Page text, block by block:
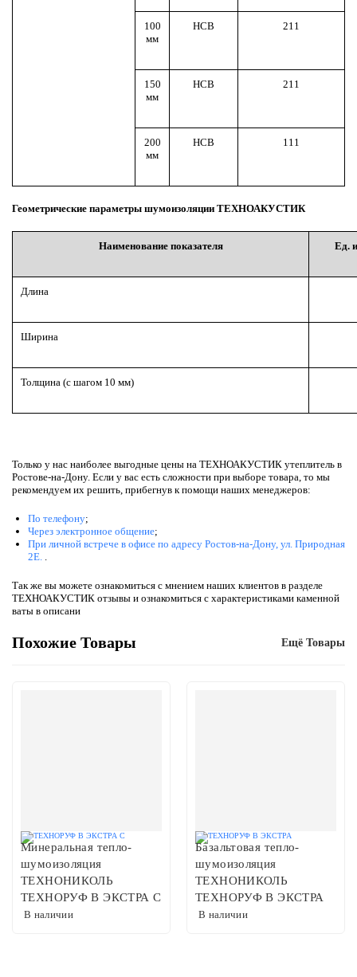
100
мм
НСВ 211
150
мм
НСВ 211
200
мм
НСВ 111
Геометрические параметры шумоизоляции ТЕХНОАКУСТИК
Наименование показателя Ед.
Длина
Ширина
Толщина (с шагом 10 мм)
Только у нас наиболее выгодные цены на ТЕХНОАКУСТИК утеплитель в
Ростове-на-Дону. Если у вас есть сложности при выборе товара, то мы
рекомендуем их решить, прибегнув к помощи наших менеджеров:
По телефону;
Через электронное общение;
При личной встрече в офисе по адресу Ростов-на-Дону, ул. Природная
2Е.
Так же вы можете ознакомиться с мнением наших клиентов в разделе
ТЕХНОАКУСТИК отзывы и ознакомиться с характеристиками каменной
ваты в описани
Похожие Товары Ещё Товары
Минеральная тепло-
шумоизоляция
ТЕХНОНИКОЛЬ
ТЕХНОРУФ В ЭКСТРА С
В наличии
Базальтовая тепло-
шумоизоляция
ТЕХНОНИКОЛЬ
ТЕХНОРУФ В ЭКСТРА
В наличии